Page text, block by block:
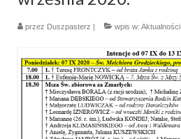
Parafia
Historia
Duszpasterze
Nasz patron
przez Duszpasterz wpis w: Aktualności